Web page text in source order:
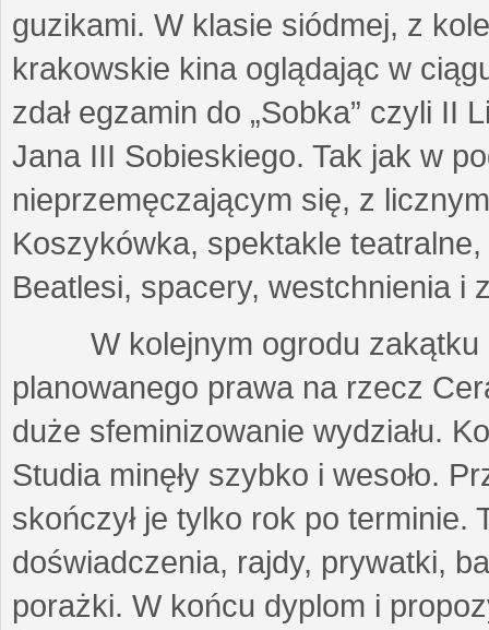
guzikami. W klasie siódmej, z
krakowskie kina oglądając w
zdał egzamin do „Sobka” czyli II
Jana III Sobieskiego. Tak jak w
nieprzemęczającym się, z
Koszykówka, spektakle
Beatlesi, spacery, westchnienia i
W kolejnym ogrodu zakątku
planowanego prawa na rzecz
duże sfeminizowanie wydziału.
Studia minęły szybko i wesoło.
skończył je tylko rok po terminie.
doświadczenia, rajdy, prywatki,
porażki. W końcu dyplom i